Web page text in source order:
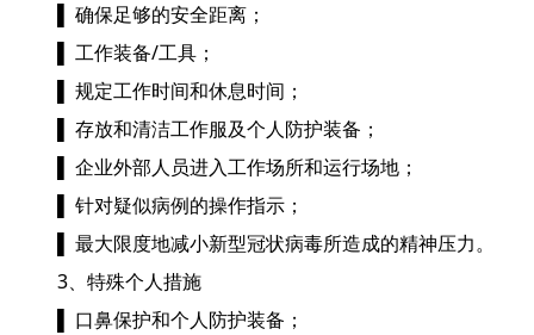
▌ 确保足够的安全距离；
▌ 工作装备/工具；
▌ 规定工作时间和休息时间；
▌ 存放和清洁工作服及个人防护装备；
▌ 企业外部人员进入工作场所和运行场地；
▌ 针对疑似病例的操作指示；
▌ 最大限度地减小新型冠状病毒所造成的精神压力。
3、特殊个人措施
▌ 口鼻保护和个人防护装备；